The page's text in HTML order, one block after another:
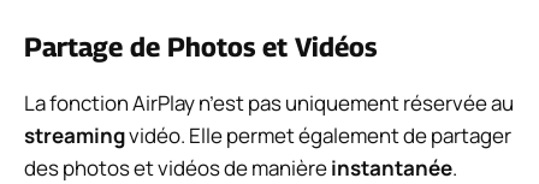
Partage de Photos et Vidéos
La fonction AirPlay n’est pas uniquement réservée au
streamingvidéo. Elle permet également de partager
des photos et vidéos de manièreinstantanée.